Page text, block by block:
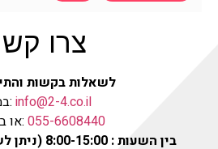
צרו
לשאלות בקשות
info@2-4.co.il
055-6608440 :או
בין השעות : 8:00-15:00 (ניתן לשלוח גם וואטסאפ)